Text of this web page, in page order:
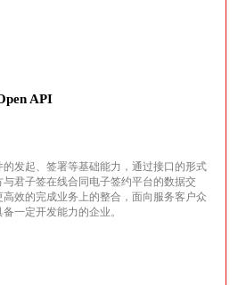
API
发起、签署等基础能力，通过接口的形式
君子签在线合同电子签约平台的数据交
效的完成业务上的整合，面向服务客户众
一定开发能力的企业。